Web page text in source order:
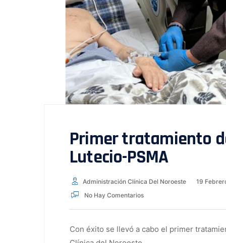
Primer tratamiento
Lutecio-PSMA
Administración Clínica Del Noroeste 19
No Hay Comentarios
Con éxito se llevó a cabo el primer